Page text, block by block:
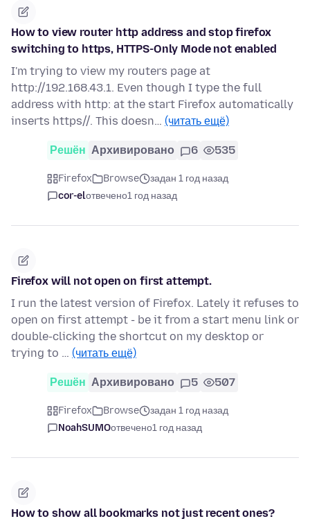
How to view router http address and stop firefox
switching to https, HTTPS-Only Mode not enabled
I'm trying to view my routers page at
http://192.168.43.1. Even though I type the full
address with http: at the start Firefox automatically
inserts https//. This doesn… (читать ещё)
Решён Архивировано 6 535
Firefox Browse
задан 1 год назад
cor-elотвечено1 год назад
Firefox will not open on first attempt.
I run the latest version of Firefox. Lately it refuses to
open on first attempt - be it from a start menu link or
double-clicking the shortcut on my desktop or
trying to … (читать ещё)
Решён Архивировано 5 507
Firefox Browse
задан 1 год назад
NoahSUMOотвечено1 год назад
How to show all bookmarks not just recent ones?